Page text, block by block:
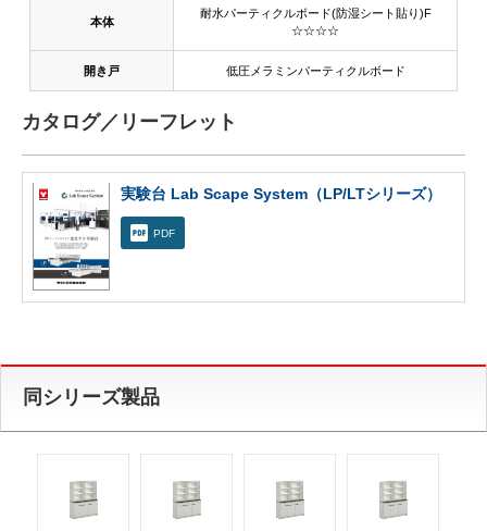
本体
耐水パーティクルボード(防湿シート貼り)F
☆☆☆☆
開き戸 低圧メラミンパーティクルボード
カタログ／リーフレット
実験台 Lab Scape System（LP/LTシリーズ）
PDF
同シリーズ製品